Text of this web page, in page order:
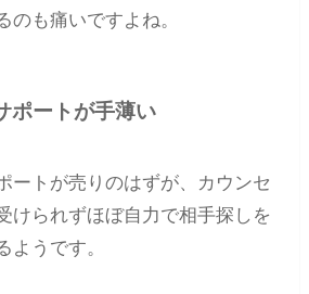
のも痛いですよね。
ポートが手薄い
ートが売りのはずが、カウンセ
けられずほぼ自力で相手探しを
ようです。